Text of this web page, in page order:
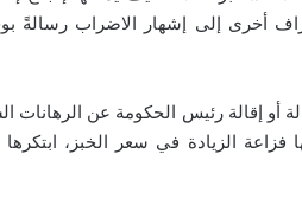
إلى إشهار الاضراب رسالةً
أو إقالة رئيس الحكومة عن الرهانات
فزاعة الزيادة في سعر الخبز،